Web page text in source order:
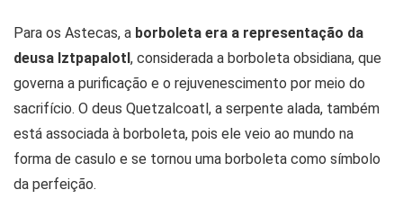
Para os Astecas, a borboleta era a representação da
deusa Iztpapalotl , considerada a borboleta obsidiana, que
governa a purificação e o rejuvenescimento por meio do
sacrifício. O deus Quetzalcoatl, a serpente alada, também
está associada à borboleta, pois ele veio ao mundo na
forma de casulo e se tornou uma borboleta como símbolo
da perfeição.